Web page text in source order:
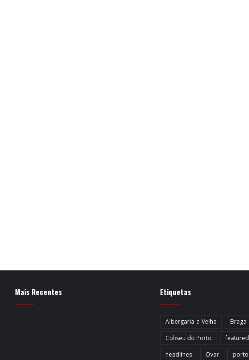
Mais Recentes Etiquetas
Albergaria-a-Velha
Braga
Coliseu do Porto
featured
headlines
Ovar porto